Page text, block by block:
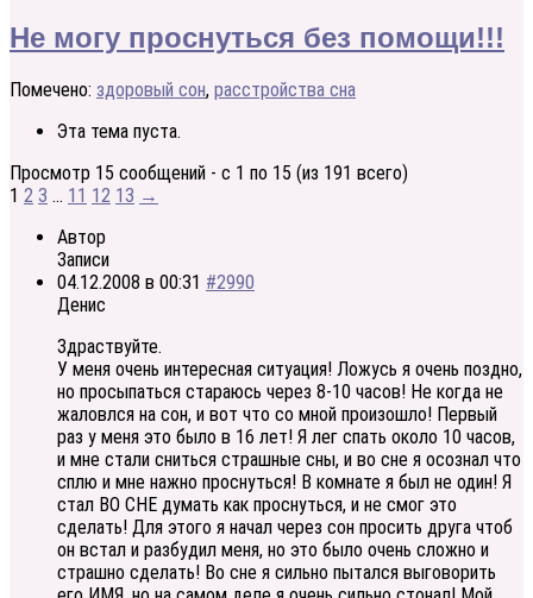
Не могу проснуться без помощи!!!
Помечено: здоровый сон, расстройства сна
Эта тема пуста.
Просмотр 15 сообщений - с 1 по 15 (из 191 всего)
1 2 3 … 11 12 13 →
Автор
Записи
04.12.2008 в 00:31 #2990
Денис
Здраствуйте.
У меня очень интересная ситуация! Ложусь я очень поздно,
но просыпаться стараюсь через 8-10 часов! Не когда не
жаловлся на сон, и вот что со мной произошло! Первый
раз у меня это было в 16 лет! Я лег спать около 10 часов,
и мне стали сниться страшные сны, и во сне я осознал что
сплю и мне нажно проснуться! В комнате я был не один! Я
стал ВО СНЕ думать как проснуться, и не смог это
сделать! Для этого я начал через сон просить друга чтоб
он встал и разбудил меня, но это было очень сложно и
страшно сделать! Во сне я сильно пытался выговорить